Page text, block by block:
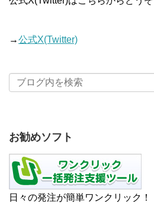
→公式X(Twitter)
お勧めソフト
日々の発注が簡単ワンクリック！